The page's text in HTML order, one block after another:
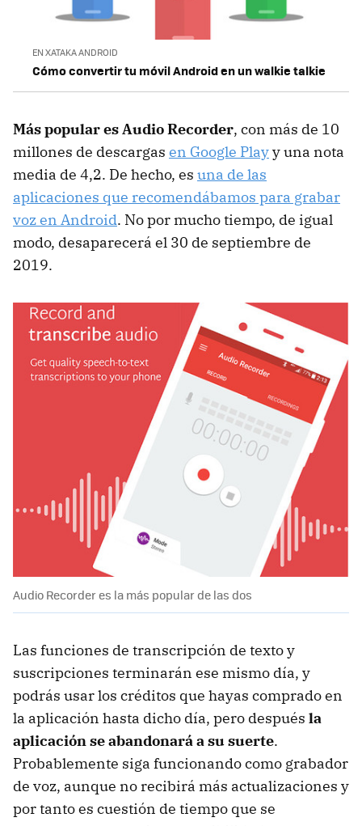
EN XATAKA ANDROID
Cómo convertir tu móvil Android en un walkie talkie
Más popular es Audio Recorder, con más de 10
millones de descargas en Google Playy una nota
media de 4,2. De hecho, es una de las
aplicaciones que recomendábamos para grabar
voz en Android. No por mucho tiempo, de igual
modo, desaparecerá el 30 de septiembre de
2019.
Audio Recorder es la más popular de las dos
Las funciones de transcripción de texto y
suscripciones terminarán ese mismo día, y
podrás usar los créditos que hayas comprado en
la aplicación hasta dicho día, pero después la
aplicación se abandonará a su suerte.
Probablemente siga funcionando como grabador
de voz, aunque no recibirá más actualizaciones y
por tanto es cuestión de tiempo que se